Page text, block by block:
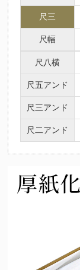
尺三
尺幅
尺八横
尺五アンド
尺三アンド
尺二アンド